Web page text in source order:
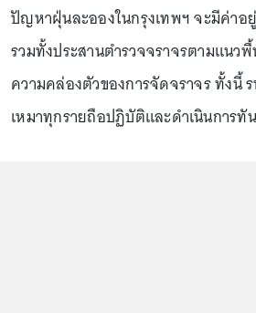
ปัญหาฝุ่นละอองในกรุงเทพฯ จะมีค่าอ
รวมทั้งประสานตำรวจจราจรตามแนว
ความคล่องตัวของการจัดจราจร ทั้งนี้
เหมาทุกรายถือปฏิบัติและดำเนินการทั